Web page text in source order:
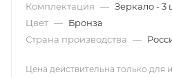
Комплектация — Зеркало - 3
Цвет — Бронза
Страна производства —
Цена действительна только для